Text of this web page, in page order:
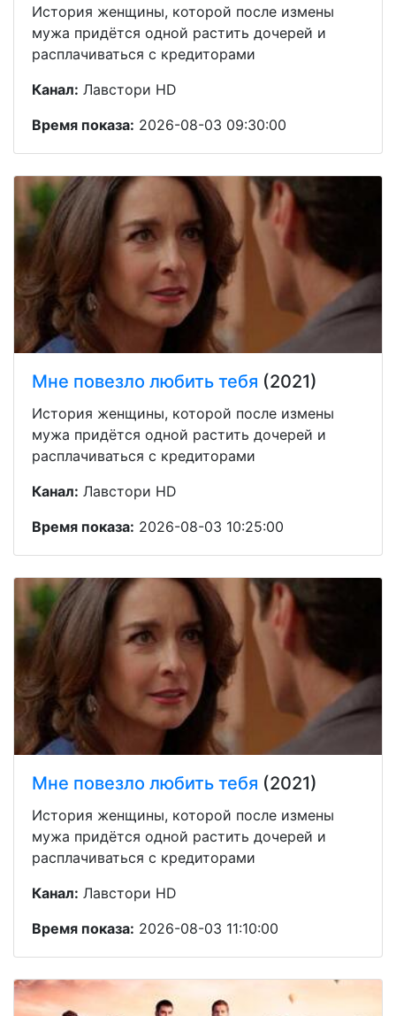
История женщины, которой после измены
мужа придётся одной растить дочерей и
расплачиваться с кредиторами
Канал: Лавстори HD
Время показа: 2026-08-03 09:30:00
Мне повезло любить тебя (2021)
История женщины, которой после измены
мужа придётся одной растить дочерей и
расплачиваться с кредиторами
Канал: Лавстори HD
Время показа: 2026-08-03 10:25:00
Мне повезло любить тебя (2021)
История женщины, которой после измены
мужа придётся одной растить дочерей и
расплачиваться с кредиторами
Канал: Лавстори HD
Время показа: 2026-08-03 11:10:00